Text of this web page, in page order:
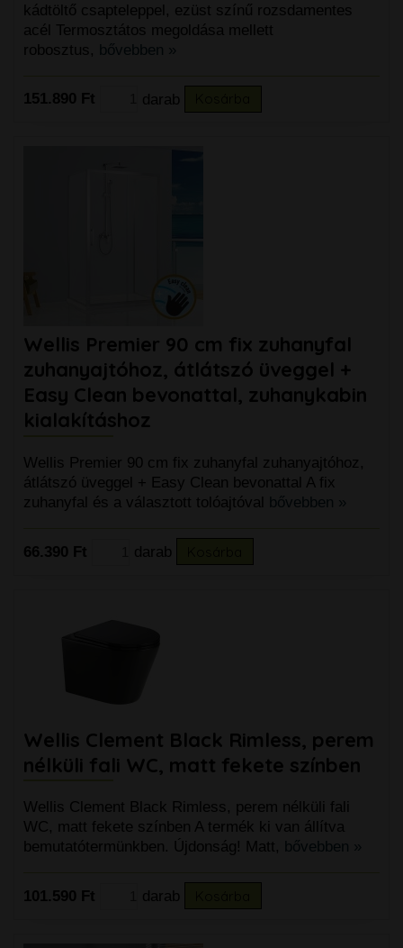
kádtöltő csapteleppel, ezüst színű rozsdamentes
acél Termosztátos megoldása mellett
robosztus, bővebben »
151.890 Ft darab
Wellis Premier 90 cm fix zuhanyfal
zuhanyajtóhoz, átlátszó üveggel +
Easy Clean bevonattal, zuhanykabin
kialakításhoz
Wellis Premier 90 cm fix zuhanyfal zuhanyajtóhoz,
átlátszó üveggel + Easy Clean bevonattal A fix
zuhanyfal és a választott tolóajtóval bővebben »
66.390 Ft darab
Wellis Clement Black Rimless, perem
nélküli fali WC, matt fekete színben
Wellis Clement Black Rimless, perem nélküli fali
WC, matt fekete színben A termék ki van állítva
bemutatótermünkben. Újdonság! Matt,
bővebben »
101.590 Ft darab